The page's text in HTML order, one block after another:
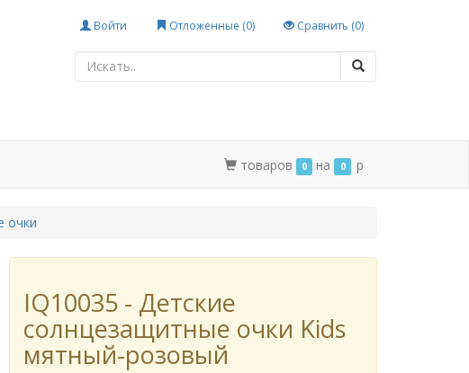
Войти Отложенные (0) Сравнить (0)
товаров 0 на 0 p
очки
IQ10035 - Детские
солнцезащитные очки Kids
мятный-розовый